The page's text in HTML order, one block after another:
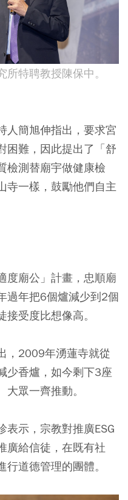
特聘教授陳保中。
人簡旭伸指出，要求宮
困難，因此提出了「舒
檢測替廟宇做健康檢
寺一樣，鼓勵他們自主
度廟公」計畫，忠順廟
過年把6個爐減少到2個
受度比想像高。
，2009年湧蓮寺就從
少香爐，如今剩下3座
眾一齊推動。
表示，宗教對推廣ESG
廣給信徒，在既有社
道德管理的團體。